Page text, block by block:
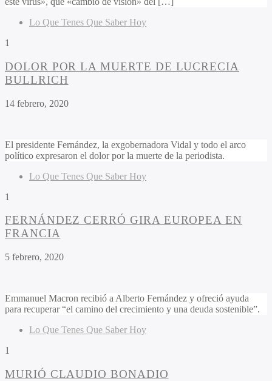
Lo Que Tenes Que Saber Hoy
1
DOLOR POR LA MUERTE DE LUCRECIA
BULLRICH
14 febrero, 2020
El presidente Fernández, la exgobernadora Vidal y todo el arco
político expresaron el dolor por la muerte de la periodista.
Lo Que Tenes Que Saber Hoy
1
FERNÁNDEZ CERRÓ GIRA EUROPEA EN
FRANCIA
5 febrero, 2020
Emmanuel Macron recibió a Alberto Fernández y ofreció ayuda
para recuperar “el camino del crecimiento y una deuda sostenible”.
Lo Que Tenes Que Saber Hoy
1
MURIÓ CLAUDIO BONADIO